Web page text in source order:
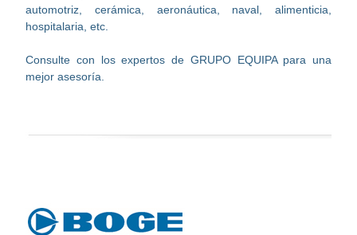
automotriz, cerámica, aeronáutica, naval, alimenticia,
hospitalaria, etc.
Consulte con los expertos de GRUPO EQUIPA para una
mejor asesoría.